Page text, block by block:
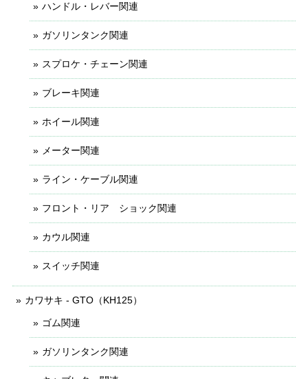
ハンドル・レバー関連
ガソリンタンク関連
スプロケ・チェーン関連
ブレーキ関連
ホイール関連
メーター関連
ライン・ケーブル関連
フロント・リア ショック関連
カウル関連
スイッチ関連
カワサキ - GTO（KH125）
ゴム関連
ガソリンタンク関連